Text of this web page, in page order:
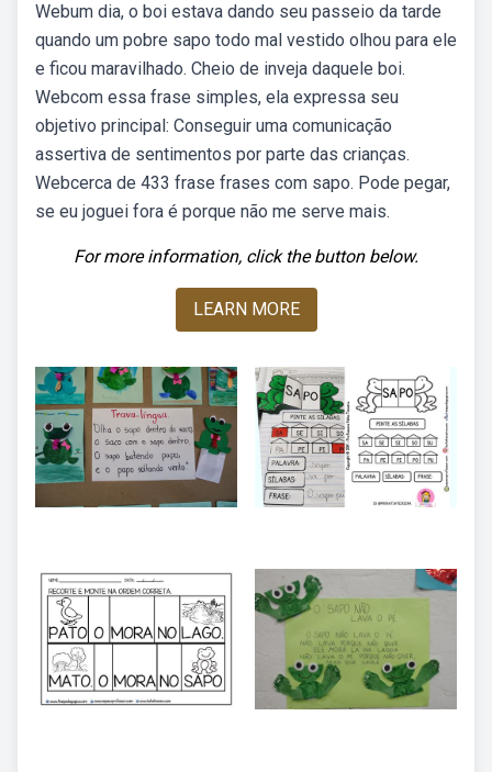
Webum dia, o boi estava dando seu passeio da tarde
quando um pobre sapo todo mal vestido olhou para ele
e ficou maravilhado. Cheio de inveja daquele boi.
Webcom essa frase simples, ela expressa seu
objetivo principal: Conseguir uma comunicação
assertiva de sentimentos por parte das crianças.
Webcerca de 433 frase frases com sapo. Pode pegar,
se eu joguei fora é porque não me serve mais.
For more information, click the button below.
LEARN MORE